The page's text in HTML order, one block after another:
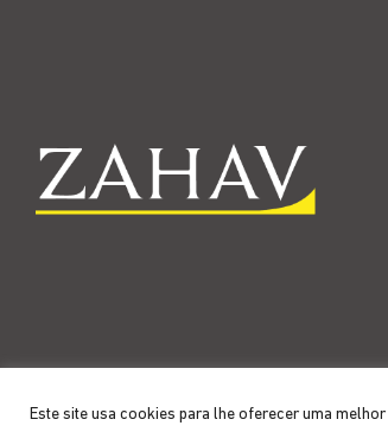
Este site usa cookies para lhe oferecer uma
Copyright 2026 ©Zahav- Todos os direitos